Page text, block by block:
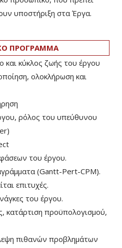
υποστήριξη στα Έργα.
ΠΡΟΓΡΑΜΜΑ
και κύκλος ζωής του έργου
ολοκλήρωση και
ρόλος του υπεύθυνου
του έργου.
(Gantt-Pert-CPM).
επιτυχές.
του έργου.
κατάρτιση προϋπολογισμού,
πιθανών προβλημάτων